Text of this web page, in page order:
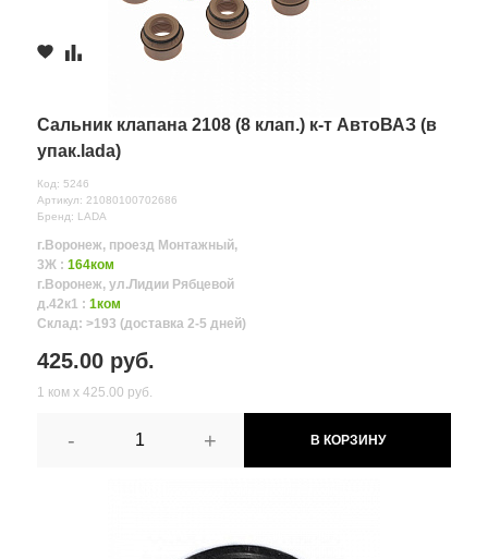
Сальник клапана 2108 (8 клап.) к-т АвтоВАЗ (в
упак.lada)
Код: 5246
Артикул: 21080100702686
Бренд: LADA
г.Воронеж, проезд Монтажный,
3Ж : 164ком
г.Воронеж, ул.Лидии Рябцевой
д.42к1 : 1ком
Склад: >193 (доставка 2-5 дней)
425.00 руб.
1 ком х 425.00 руб.
- + В КОРЗИНУ